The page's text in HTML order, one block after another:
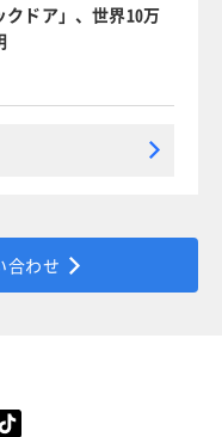
ドア」、世界10万
合わせ